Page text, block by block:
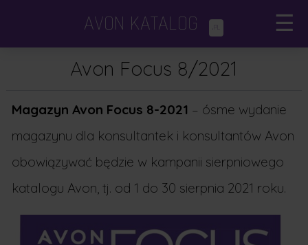
☰
AVON KATALOG .PL
Avon Focus 8/2021
Magazyn Avon Focus 8-2021 – ósme wydanie
magazynu dla konsultantek i konsultantów Avon
obowiązywać będzie w kampanii sierpniowego
katalogu Avon, tj. od 1 do 30 sierpnia 2021 roku.
×
Katalogi Avon
Dodatki i minikatalogi
Porady kosmetyczne